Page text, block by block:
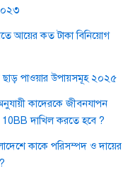
আয়ের কত টাকা বিনিয়োগ
ছাড় পাওয়ার উপায়সমূহ ২০২৫
কাদেরকে জীবনযাপন
10BB দাখিল করতে হবে ?
কাকে পরিসম্পদ ও দায়ের